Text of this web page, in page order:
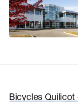
Bicycles